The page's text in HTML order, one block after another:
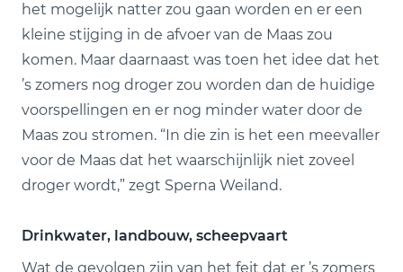
het mogelijk natter zou gaan worden en er een
kleine stijging in de afvoer van de Maas zou
komen. Maar daarnaast was toen het idee dat het
’s zomers nog droger zou worden dan de huidige
voorspellingen en er nog minder water door de
Maas zou stromen. “In die zin is het een meevaller
voor de Maas dat het waarschijnlijk niet zoveel
droger wordt,” zegt Sperna Weiland.
Drinkwater, landbouw, scheepvaart
Wat de gevolgen zijn van het feit dat er ’s zomers